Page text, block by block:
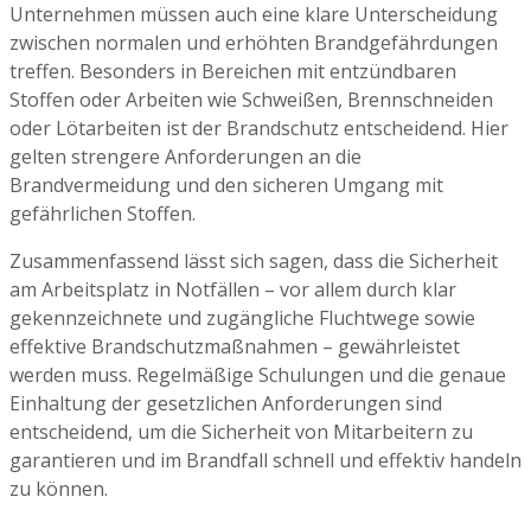
Unternehmen müssen auch eine klare Unterscheidung
zwischen normalen und erhöhten Brandgefährdungen
treffen. Besonders in Bereichen mit entzündbaren
Stoffen oder Arbeiten wie Schweißen, Brennschneiden
oder Lötarbeiten ist der Brandschutz entscheidend. Hier
gelten strengere Anforderungen an die
Brandvermeidung und den sicheren Umgang mit
gefährlichen Stoffen.
Zusammenfassend lässt sich sagen, dass die Sicherheit
am Arbeitsplatz in Notfällen – vor allem durch klar
gekennzeichnete und zugängliche Fluchtwege sowie
effektive Brandschutzmaßnahmen – gewährleistet
werden muss. Regelmäßige Schulungen und die genaue
Einhaltung der gesetzlichen Anforderungen sind
entscheidend, um die Sicherheit von Mitarbeitern zu
garantieren und im Brandfall schnell und effektiv handeln
zu können.